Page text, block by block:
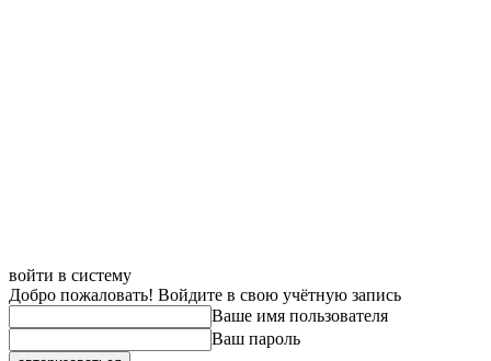
войти в систему
Добро пожаловать! Войдите в свою учётную запись
Ваше имя пользователя
Ваш пароль